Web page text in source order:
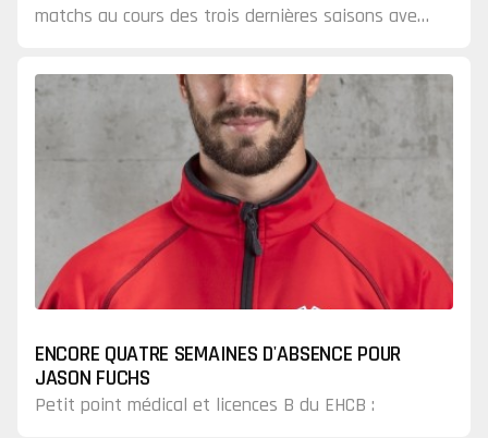
matchs au cours des trois dernières saisons avec
Bienne, il a joué la Ligue des champions
ENCORE QUATRE SEMAINES D'ABSENCE POUR
JASON FUCHS
Petit point médical et licences B du EHCB :